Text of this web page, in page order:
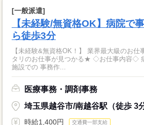
[一般派遣]
【未経験/無資格OK】病院で
ら徒歩3分
【未経験&無資格OK！】 業界最大級のお仕
タリのお仕事が見つかる★ ◇お仕事内容◇ 病院やクリニック、介護
施設での 事務作...
医療事務・調剤事務
埼玉県越谷市/南越谷駅（徒歩 3分
時給1,400円 交通費一部支給